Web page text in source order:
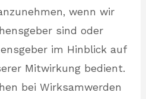
wenn wir
sind oder
im Hinblick auf
Mitwirkung bedient.
bei Wirksamwerden